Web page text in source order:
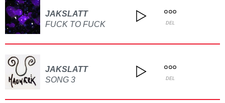
JAKSLATT
FUCK TO FUCK
DEL
JAKSLATT
SONG 3
DEL